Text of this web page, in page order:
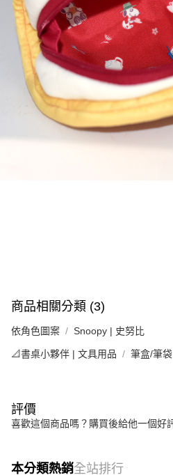
商品相關分類 (3)
依角色圖案 Snoopy | 史努比
📐書桌小夥伴 | 文具用品 筆盒/筆袋
評價
喜歡這個商品嗎？購買後給他一個好
本分類熱銷全站排行